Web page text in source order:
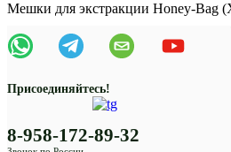
Мешки для экстракции Honey-Bag
Присоединяйтесь!
8-958-172-89-32